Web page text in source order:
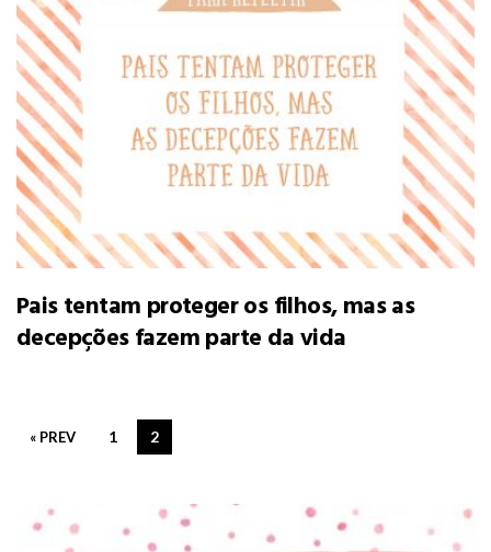
Pais tentam proteger os filhos, mas as
decepções fazem parte da vida
« PREV 1 2